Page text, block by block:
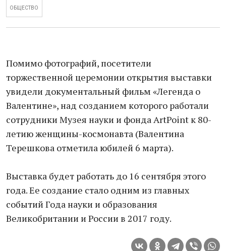
ОБЩЕСТВО
Помимо фотографий, посетители
торжественной церемонии открытия выставки
увидели документальный фильм «Легенда о
Валентине», над созданием которого работали
сотрудники Музея науки и фонда ArtPoint к 80-
летию женщины-космонавта (Валентина
Терешкова отметила юбилей 6 марта).
Выставка будет работать до 16 сентября этого
года. Ее создание стало одним из главных
событий Года науки и образования
Великобритании и России в 2017 году.